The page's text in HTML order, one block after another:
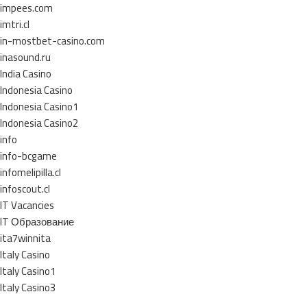
impees.com
imtri.cl
in-mostbet-casino.com
inasound.ru
India Casino
Indonesia Casino
Indonesia Casino1
Indonesia Casino2
info
info-bcgame
infomelipilla.cl
infoscout.cl
IT Vacancies
IT Образование
ita7winnita
Italy Casino
Italy Casino1
Italy Casino3